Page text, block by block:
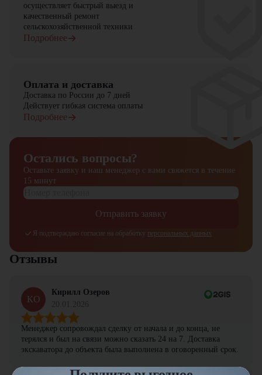
осуществляет быстрый выезд и
качественный ремонт
сельскохозяйственной техники
Подробнее
Оплата и доставка
Доставка по России до 7 дней
Действует гибкая система оплаты
Подробнее
Остались вопросы?
Оставьте заявку и наш менеджер с вами свяжется в течение
15 минут
Отправить заявку
Я подтверждаю согласие на обработку персональных данных
Отзывы
КО
Кирилл Озеров
Менеджер сопровождал сделку от начала и до конца, не
терялся и был на связи можно сказать 24 на 7. Доставка
экскаватора до объекта была выполнена в оговоренный срок.